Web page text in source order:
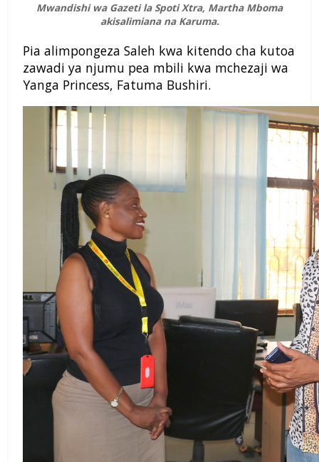
Mwandishi wa Gazeti la Spoti Xtra, Martha Mboma
akisalimiana na Karuma.
Pia alimpongeza Saleh kwa kitendo cha kutoa
zawadi ya njumu pea mbili kwa mchezaji wa
Yanga Princess, Fatuma Bushiri.